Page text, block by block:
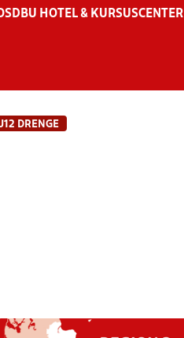
DBU HOTEL & KURSUSCENTER
DRENGE